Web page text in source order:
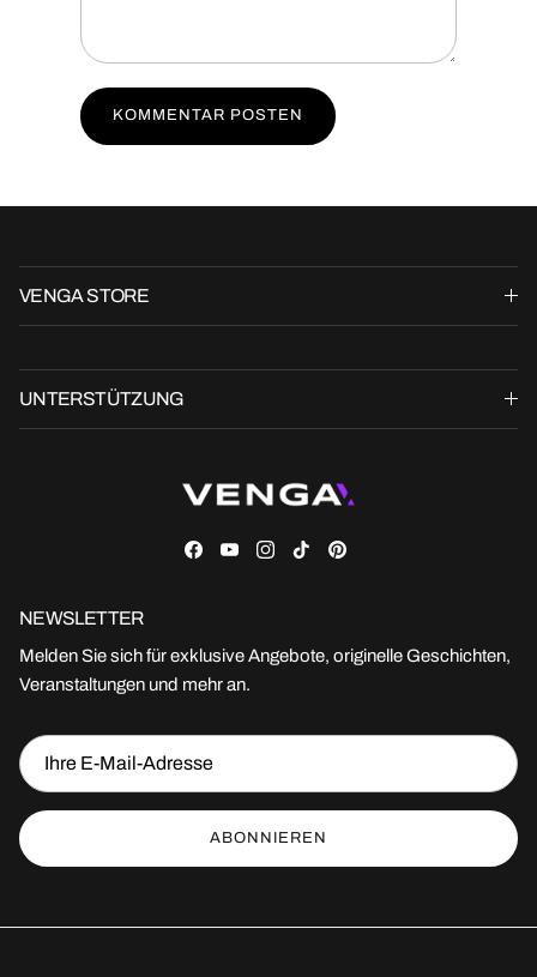
KOMMENTAR POSTEN
VENGA STORE
UNTERSTÜTZUNG
Facebook
YouTubeInstagram
TikTokPinterest
NEWSLETTER
Melden Sie sich für exklusive Angebote, originelle Geschichten,
Veranstaltungen und mehr an.
ABONNIEREN